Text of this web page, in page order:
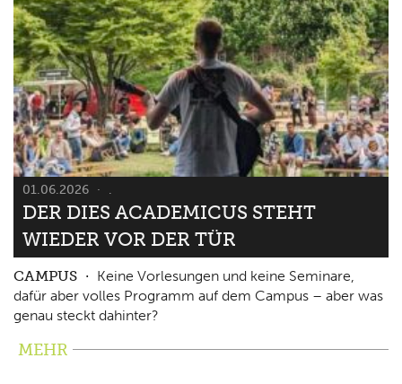
01.06.2026 .
DER DIES ACADEMICUS STEHT
WIEDER VOR DER TÜR
CAMPUS
Keine Vorlesungen und keine Seminare,
dafür aber volles Programm auf dem Campus – aber was
genau steckt dahinter?
MEHR